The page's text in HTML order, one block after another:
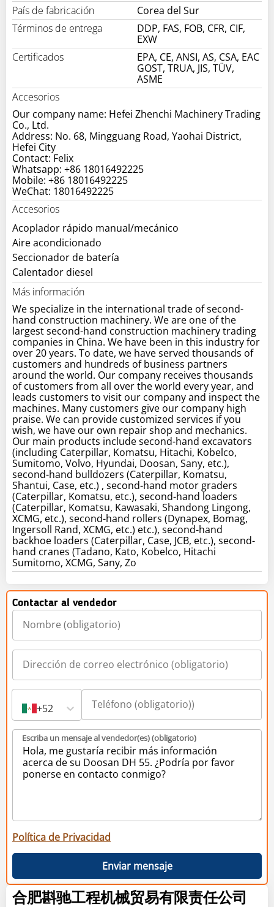
País de fabricación
Corea del Sur
Términos de entrega
DDP, FAS, FOB, CFR, CIF,
EXW
Certificados
EPA, CE, ANSI, AS, CSA, EAC
GOST, TRUA, JIS, TÜV,
ASME
Accesorios
Our company name: Hefei Zhenchi Machinery Trading
Co., Ltd.
Address: No. 68, Mingguang Road, Yaohai District,
Hefei City
Contact: Felix
Whatsapp: +86 18016492225
Mobile: +86 18016492225
WeChat: 18016492225
Accesorios
Acoplador rápido manual/mecánico
Aire acondicionado
Seccionador de batería
Calentador diesel
Más información
We specialize in the international trade of second-
hand construction machinery. We are one of the
largest second-hand construction machinery trading
companies in China. We have been in this industry for
over 20 years. To date, we have served thousands of
customers and hundreds of business partners
around the world. Our company receives thousands
of customers from all over the world every year, and
leads customers to visit our company and inspect the
machines. Many customers give our company high
praise. We can provide customized services if you
wish, we have our own repair shop and mechanics.
Our main products include second-hand excavators
(including Caterpillar, Komatsu, Hitachi, Kobelco,
Sumitomo, Volvo, Hyundai, Doosan, Sany, etc.),
second-hand bulldozers (Caterpillar, Komatsu,
Shantui, Case, etc.) , second-hand motor graders
(Caterpillar, Komatsu, etc.), second-hand loaders
(Caterpillar, Komatsu, Kawasaki, Shandong Lingong,
XCMG, etc.), second-hand rollers (Dynapex, Bomag,
Ingersoll Rand, XCMG, etc.) etc.), second-hand
backhoe loaders (Caterpillar, Case, JCB, etc.), second-
hand cranes (Tadano, Kato, Kobelco, Hitachi
Sumitomo, XCMG, Sany, Zo
Contactar al vendedor
+52
Escriba un mensaje al vendedor(es) (obligatorio)
Política de Privacidad
Enviar mensaje
合肥斟驰工程机械贸易有限责任公司